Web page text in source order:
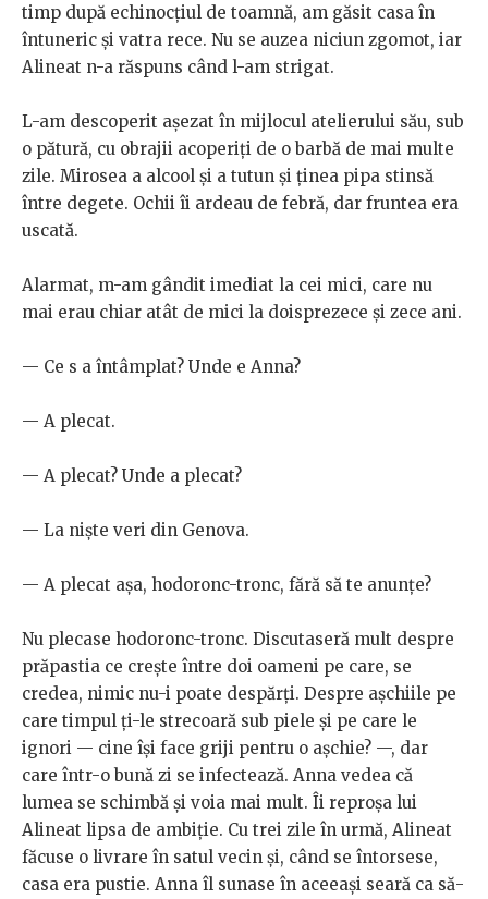
timp după echinocțiul de toamnă, am găsit casa în
întuneric și vatra rece. Nu se auzea niciun zgomot, iar
Alineat n-a răspuns când l-am strigat.
L-am descoperit așezat în mijlocul atelierului său, sub
o pătură, cu obrajii acoperiți de o barbă de mai multe
zile. Mirosea a alcool și a tutun și ținea pipa stinsă
între degete. Ochii îi ardeau de febră, dar fruntea era
uscată.
Alarmat, m-am gândit imediat la cei mici, care nu
mai erau chiar atât de mici la doisprezece și zece ani.
— Ce s a întâmplat? Unde e Anna?
— A plecat.
— A plecat? Unde a plecat?
— La niște veri din Genova.
— A plecat așa, hodoronc-tronc, fără să te anunțe?
Nu plecase hodoronc-tronc. Discutaseră mult despre
prăpastia ce crește între doi oameni pe care, se
credea, nimic nu-i poate despărți. Despre așchiile pe
care timpul ți-le strecoară sub piele și pe care le
ignori — cine își face griji pentru o așchie? —, dar
care într-o bună zi se infectează. Anna vedea că
lumea se schimbă și voia mai mult. Îi reproșa lui
Alineat lipsa de ambiție. Cu trei zile în urmă, Alineat
făcuse o livrare în satul vecin și, când se întorsese,
casa era pustie. Anna îl sunase în aceeași seară ca să-